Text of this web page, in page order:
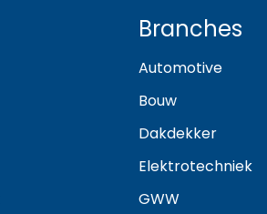
Branches
Automotive
Bouw
Dakdekker
Elektrotechniek
GWW